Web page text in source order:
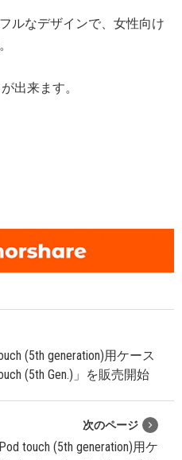
ルなデザインで、女性向け
出来ます。
(5th generation)用ケース
(5th Gen.)」を販売開始
次のページ
touch (5th generation)用ケ